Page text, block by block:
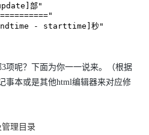
部"
- starttime]秒"
3项呢？下面为你一一说来。（根据
事本或是其他html编辑器来对应修
理目录